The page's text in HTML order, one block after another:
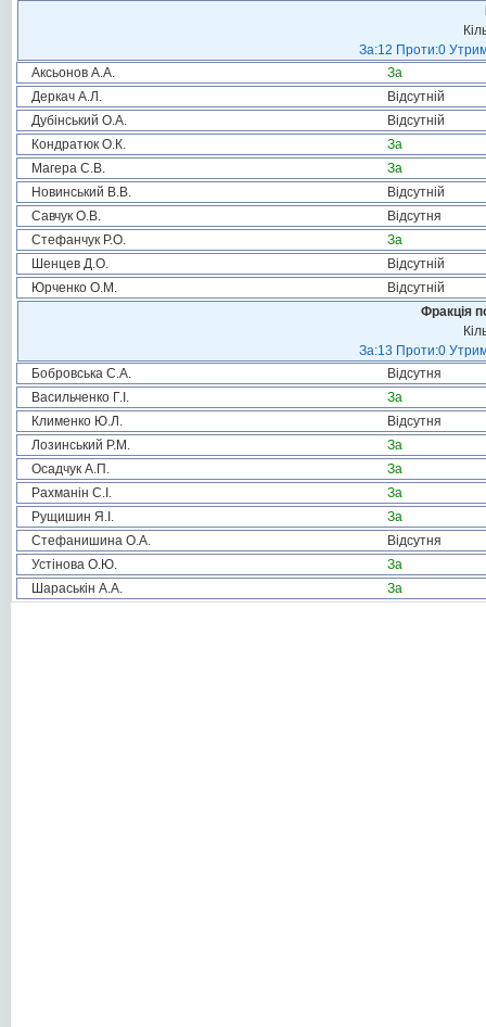
За:12 Проти:0
Аксьонов А.А.
За
Деркач А.Л.
Відсутній
Дубінський О.А.
Відсутній
Кондратюк О.К.
За
Магера С.В.
За
Новинський В.В.
Відсутній
Савчук О.В.
Відсутня
Стефанчук Р.О.
За
Шенцев Д.О.
Відсутній
Юрченко О.М.
Відсутній
Фракція
За:13 Проти:0
Бобровська С.А.
Відсутня
Васильченко Г.І.
За
Клименко Ю.Л.
Відсутня
Лозинський Р.М.
За
Осадчук А.П.
За
Рахманін С.І.
За
Рущишин Я.І.
За
Стефанишина О.А.
Відсутня
Устінова О.Ю.
За
Шараськін А.А.
За